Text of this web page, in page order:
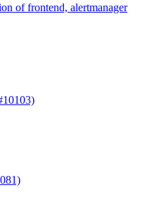
of frontend, alertmanager